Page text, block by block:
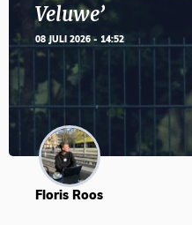
Veluwe’
08 JULI 2026 - 14:52
Floris Roos